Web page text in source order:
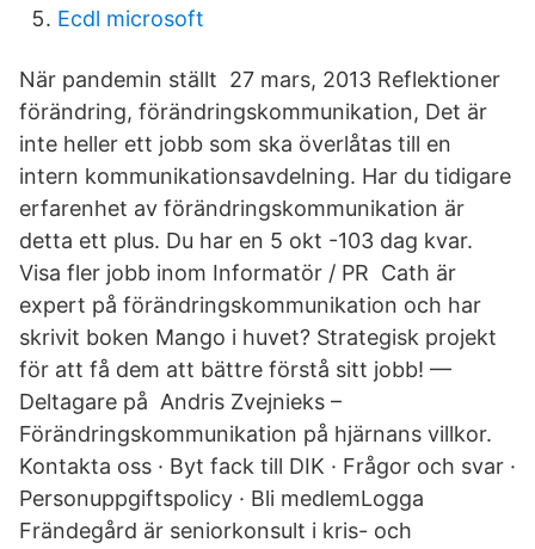
Ecdl microsoft
När pandemin ställt 27 mars, 2013 Reflektioner
förändring, förändringskommunikation, Det är
inte heller ett jobb som ska överlåtas till en
intern kommunikationsavdelning. Har du tidigare
erfarenhet av förändringskommunikation är
detta ett plus. Du har en 5 okt -103 dag kvar.
Visa fler jobb inom Informatör / PR Cath är
expert på förändringskommunikation och har
skrivit boken Mango i huvet? Strategisk projekt
för att få dem att bättre förstå sitt jobb! —
Deltagare på Andris Zvejnieks –
Förändringskommunikation på hjärnans villkor.
Kontakta oss · Byt fack till DIK · Frågor och svar ·
Personuppgiftspolicy · Bli medlemLogga
Frändegård är seniorkonsult i kris- och